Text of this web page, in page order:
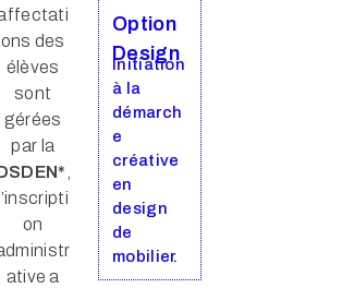
ons des
élèves
sont
gérées
par la
,
l’inscripti
on
ative a
Option
Design
Initiation
à la
démarch
e
créative
en
design
de
mobilier.